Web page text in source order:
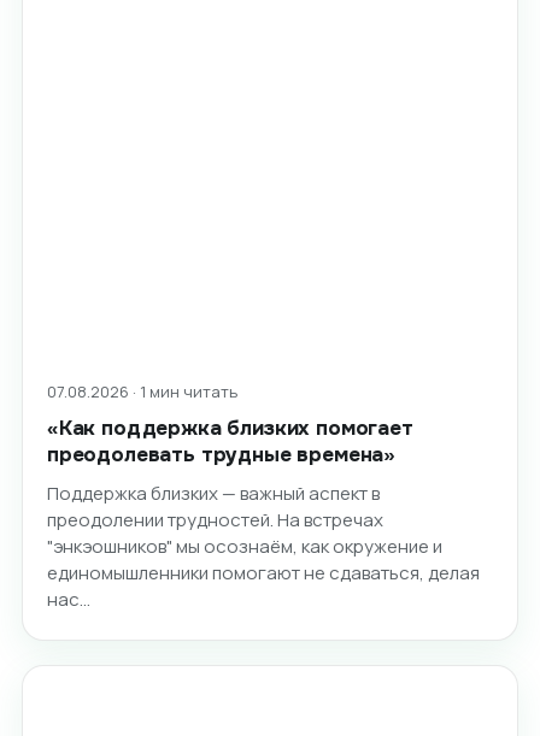
07.08.2026 · 1 мин читать
«Как поддержка близких помогает
преодолевать трудные времена»
Поддержка близких — важный аспект в
преодолении трудностей. На встречах
"энкэошников" мы осознаём, как окружение и
единомышленники помогают не сдаваться, делая
нас…